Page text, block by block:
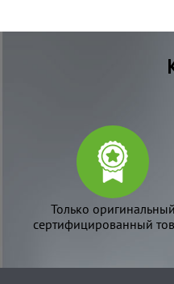
Только оригинальный
сертифицированный